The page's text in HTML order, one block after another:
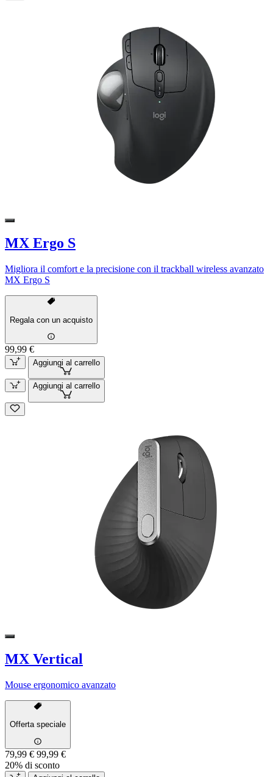
MX Ergo S
Migliora il comfort e la precisione con il trackball wireless avanzato
MX Ergo S
Regala con un acquisto
99,99 €
Aggiungi al carrello
Aggiungi al carrello
MX Vertical
Mouse ergonomico avanzato
Offerta speciale
79,99 € 99,99 €
20% di sconto